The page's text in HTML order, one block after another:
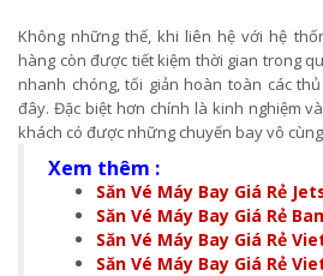
Không những thế, khi liên hệ với hệ
hàng còn được tiết kiệm thời gian trong
nhanh chóng, tối giản hoàn toàn các
đây. Đặc biệt hơn chính là kinh nghiệm
khách có được những chuyến bay vô
Xem thêm :
Săn Vé Máy Bay Giá Rẻ
Săn Vé Máy Bay Giá Rẻ
Săn Vé Máy Bay Giá Rẻ
Săn Vé Máy Bay Giá Rẻ